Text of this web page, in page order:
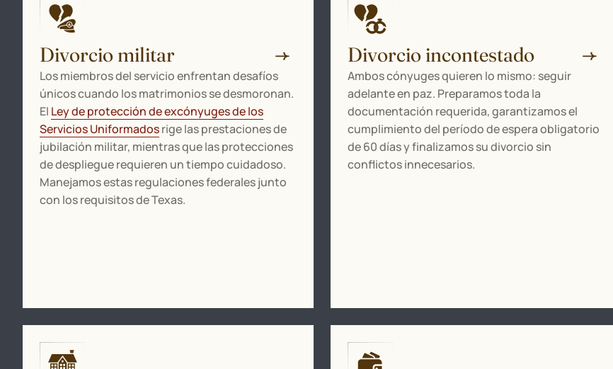
Divorcio militar
Los miembros del servicio enfrentan desafíos
únicos cuando los matrimonios se desmoronan.
El Ley de protección de excónyuges de los
Servicios Uniformadosrige las prestaciones de
jubilación militar, mientras que las protecciones
de despliegue requieren un tiempo cuidadoso.
Manejamos estas regulaciones federales junto
con los requisitos de Texas.
Divorcio incontestado
Ambos cónyuges quieren lo mismo: seguir
adelante en paz. Preparamos toda la
documentación requerida, garantizamos el
cumplimiento del período de espera obligatorio
de 60 días y finalizamos su divorcio sin
conflictos innecesarios.